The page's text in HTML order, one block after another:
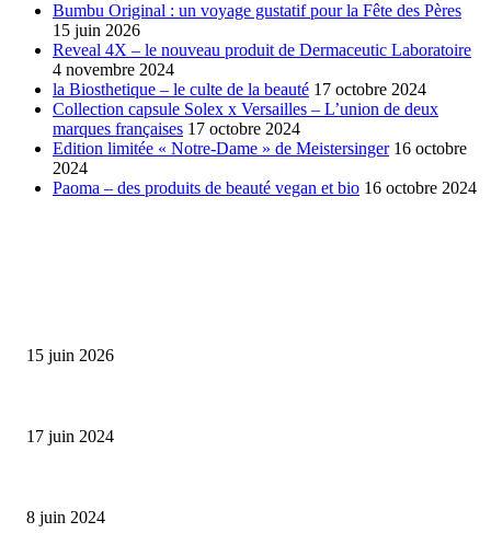
Bumbu Original : un voyage gustatif pour la Fête des Pères
15 juin 2026
Reveal 4X – le nouveau produit de Dermaceutic Laboratoire
4 novembre 2024
la Biosthetique – le culte de la beauté 17 octobre 2024
Collection capsule Solex x Versailles – L’union de deux
marques françaises 17 octobre 2024
Edition limitée « Notre-Dame » de Meistersinger 16 octobre
2024
Paoma – des produits de beauté vegan et bio 16 octobre 2024
15 juin 2026
17 juin 2024
8 juin 2024